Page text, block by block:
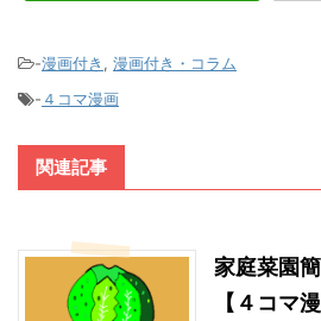
-漫画付き , 漫画付き・コラム
- ４コマ漫画
関連記事
家庭菜園
【４コマ